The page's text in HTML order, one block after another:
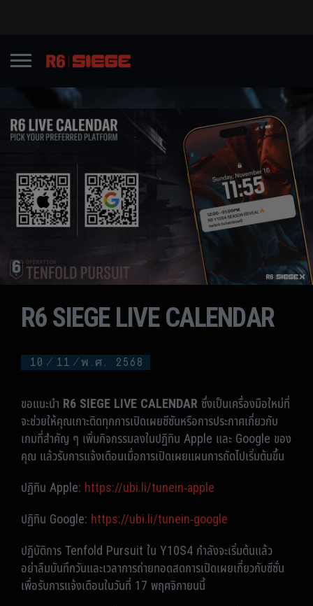
10 / 11 /พ.ศ. 2568
R6 SIEGE LIVE CALENDAR
ขอแนะนำ R6 SIEGE LIVE CALENDAR ซึ่งเป็นเครื่องมือใหม่ที่
จะช่วยให้คุณเกาะติดทุกการเปิดเผยซีซันหรือการประกาศเกี่ยวกับ
เกมที่สำคัญ ๆ เพิ่มกิจกรรมลงในปฏิทิน Apple และ Google ของ
คุณ แล้วรับการแจ้งเตือนเมื่อการเปิดเผยแผนการถัดไปเริ่มต้นขึ้น
ปฏิทิน Apple: https://ubi.li/tunein-apple
ปฏิทิน Google: https://ubi.li/tunein-google
ปฏิบัติการ Tenfold Pursuit ใน Y10S4 กำลังจะเริ่มต้นแล้ว
อย่าลืมบันทึกวันและเวลาการถ่ายทอดสดการเปิดเผยเกี่ยวกับซีซั่น
เพื่อรับการแจ้งเตือนในวันที่ 17 พฤศจิกายนนี้